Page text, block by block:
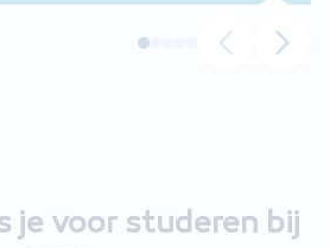
je voor studeren bij